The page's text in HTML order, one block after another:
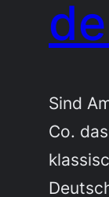
Sind
Co.